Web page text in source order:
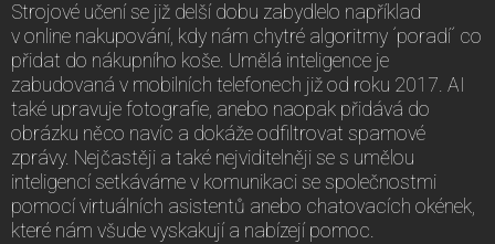
Strojové učení se již delší dobu zabydlelo například
v online nakupování, kdy nám chytré algoritmy ´poradí´ co
přidat do nákupního koše. Umělá inteligence je
zabudovaná v mobilních telefonech již od roku 2017. AI
také upravuje fotografie, anebo naopak přidává do
obrázku něco navíc a dokáže odfiltrovat spamové
zprávy. Nejčastěji a také nejviditelněji se s umělou
inteligencí setkáváme v komunikaci se společnostmi
pomocí virtuálních asistentů anebo chatovacích okének,
které nám všude vyskakují a nabízejí pomoc.